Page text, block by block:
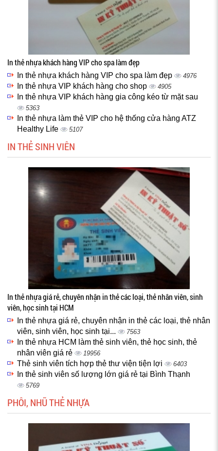
In thẻ nhựa khách hàng VIP cho spa làm đẹp
In thẻ nhựa khách hàng VIP cho spa làm đẹp 4976
In thẻ nhựa VIP khách hàng cho shop 4905
In thẻ nhựa VIP khách hàng gia công kéo từ mặt sau
5363
In thẻ nhựa làm thẻ VIP cho hệ thống cửa hàng ATZ
Healthy Life
5107
IN THẺ SINH VIÊN
In thẻ nhựa giá rẻ, chuyên nhận in thẻ các loại, thẻ nhân viên, sinh
viên, học sinh tại HCM
In thẻ nhựa giá rẻ, chuyên nhận in thẻ các loại, thẻ nhân
viên, sinh viên, học sinh tại...
7563
In thẻ nhựa HCM làm thẻ sinh viên, thẻ học sinh, thẻ
nhân viên giá rẻ
19956
Thẻ sinh viên tích hợp thẻ thư viện tiện lợi 6403
In thẻ sinh viên số lượng lớn giá rẻ tại Bình Thạnh
5769
PHÔI, NHŨ THẺ NHỰA